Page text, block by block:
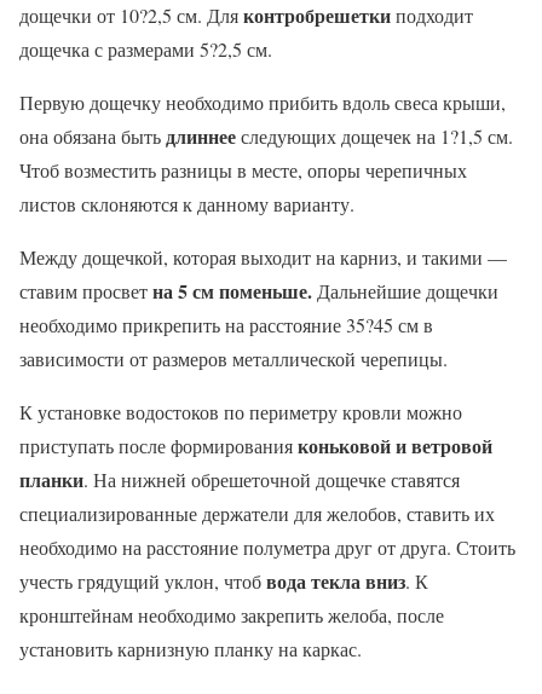
дощечки от 10?2,5 см. Дляконтробрешеткиподходит
дощечка с размерами 5?2,5 см.
Первую дощечку необходимо прибить вдоль свеса крыши,
она обязана бытьдлиннееследующих дощечек на 1?1,5 см.
Чтоб возместить разницы в месте, опоры черепичных
листов склоняются к данному варианту.
Между дощечкой, которая выходит на карниз, и такими —
ставим просветна 5 см поменьше. Дальнейшие дощечки
необходимо прикрепить на расстояние 35?45 см в
зависимости от размеров металлической черепицы.
К установке водостоков по периметру кровли можно
приступать после формированияконьковой и ветровой
планки. На нижней обрешеточной дощечке ставятся
специализированные держатели для желобов, ставить их
необходимо на расстояние полуметра друг от друга. Стоить
учесть грядущий уклон, чтобвода текла вниз. К
кронштейнам необходимо закрепить желоба, после
установить карнизную планку на каркас.